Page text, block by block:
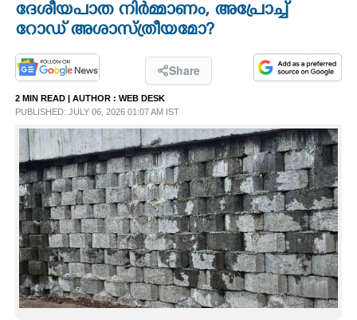
LIFESTYLE
SPIRITUAL
INFO+
ART
ദേശീയപാത നിർമ്മാണം, അപ്രോച്ച്
റോഡ് അശാസ്ത്രീയമോ?​
Share
2 MIN READ | AUTHOR : WEB DESK
PUBLISHED: JULY 06, 2026 01:07 AM IST